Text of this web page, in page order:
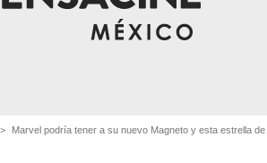
Marvel podría tener a su nuevo Magneto y esta estrella